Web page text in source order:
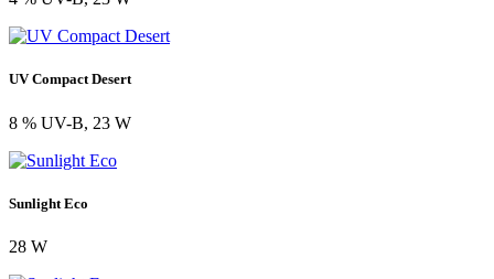
UV Compact Desert
8 % UV-B, 23 W
Sunlight Eco
28 W